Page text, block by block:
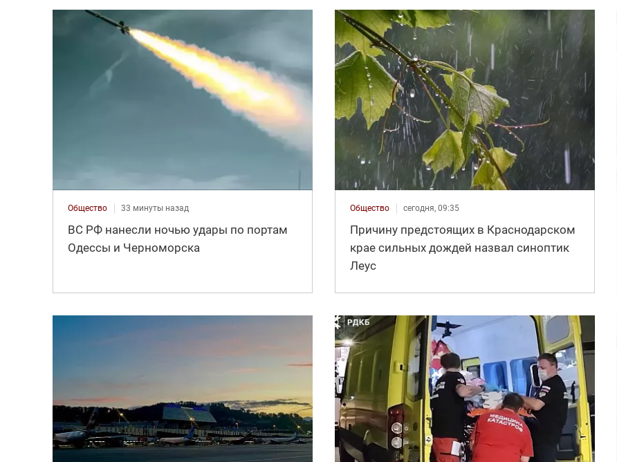
Общество 33 минуты назад
ВС РФ нанесли ночью удары по портам
Одессы и Черноморска
Общество сегодня, 09:35
Причину предстоящих в Краснодарском
крае сильных дождей назвал синоптик
Леус